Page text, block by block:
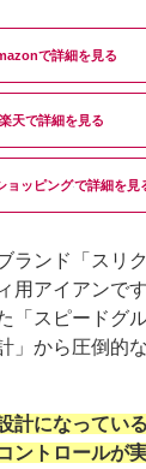
楽天
ョッピング
ランド「スリ
用アイアンです
「スピードグ
」から圧倒的
計になってい
ントロールが